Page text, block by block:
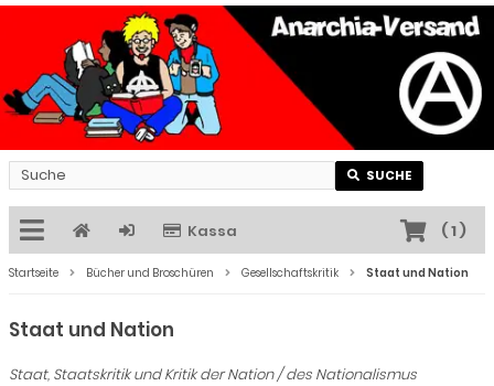
SUCHE
Kassa (1)
Startseite Bücher und Broschüren Gesellschaftskritik Staat und Nation
Staat und Nation
Staat, Staatskritik und Kritik der Nation / des Nationalismus